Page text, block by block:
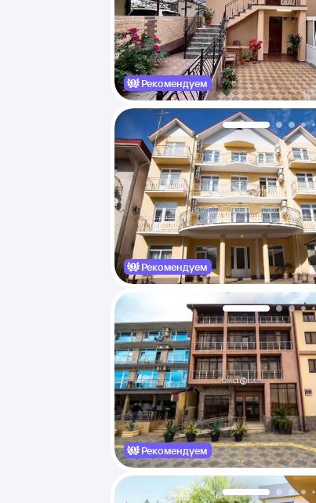
Рекомендуем
Рекомендуем
Рекомендуем